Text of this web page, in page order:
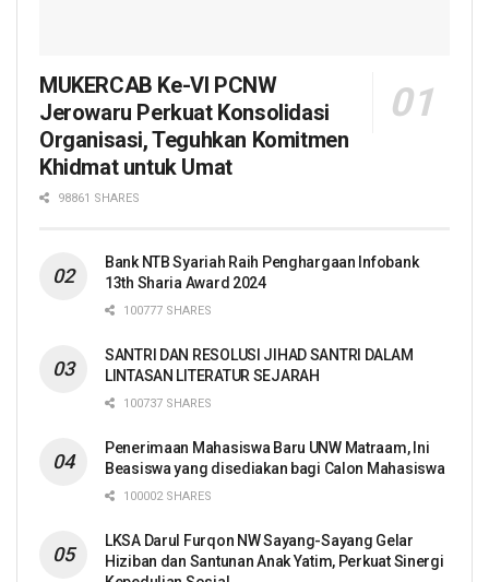
MUKERCAB Ke-VI PCNW
Jerowaru Perkuat Konsolidasi
Organisasi, Teguhkan Komitmen
Khidmat untuk Umat
98861 SHARES
Bank NTB Syariah Raih Penghargaan Infobank
13th Sharia Award 2024
100777 SHARES
SANTRI DAN RESOLUSI JIHAD SANTRI DALAM
LINTASAN LITERATUR SEJARAH
100737 SHARES
Penerimaan Mahasiswa Baru UNW Matraam, Ini
Beasiswa yang disediakan bagi Calon Mahasiswa
100002 SHARES
LKSA Darul Furqon NW Sayang-Sayang Gelar
Hiziban dan Santunan Anak Yatim, Perkuat Sinergi